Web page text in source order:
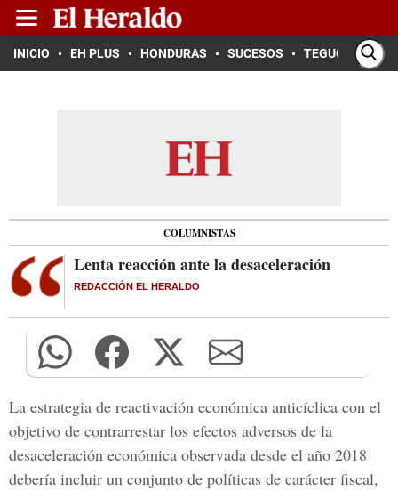
INICIO EH PLUS HONDURAS SUCESOS TEGUCIGALPA
COLUMNISTAS
Lenta reacción ante la desaceleración
REDACCIÓN EL HERALDO
La estrategia de reactivación económica anticíclica con el
objetivo de contrarrestar los efectos adversos de la
desaceleración económica observada desde el año 2018
debería incluir un conjunto de políticas de carácter fiscal,